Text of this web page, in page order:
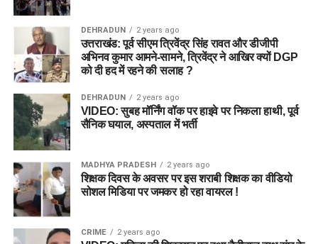
DEHRADUN 2 years ago
उत्तराखंड: पूर्व सीएम त्रिवेंद्र सिंह रावत और डीजीपी
अभिनव कुमार आमने-सामने, त्रिवेंद्र ने आखिर क्यों DGP
को दी हद में रहने की सलाह ?
DEHRADUN 2 years ago
VIDEO: सुबह मॉर्निंग वॉक पर हाइवे पर निकला हाथी, पूर्व
सैनिक घयाल, अस्पताल में भर्ती
MADHYA PRADESH 2 years ago
शिक्षक दिवस के अवसर पर इस शराबी शिक्षक का वीडियो
सोशल मिडिया पर जमकर हो रहा वायरल !
CRIME 2 years ago